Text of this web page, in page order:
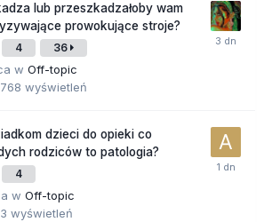
lub przeszkadzałoby wam
prowokujące stroje?
4 36
w Off-topic
wyświetleń
dzieci do opieki co
rodziców to patologia?
4
w Off-topic
wyświetleń